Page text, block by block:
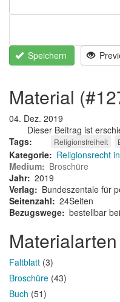
Speichern
material
04. Dez. 2019
Dieser Beitrag ist
Tags
Religionsfreiheit
Kategorie
Religionsrecht
Medium
Broschüre
Jahr 2019
Verlag
Bundeszentale für
Seitenzahl
24Seiten
Bezugswege bestellbar
Materialarten
Faltblatt (3)
Broschüre (43)
Buch (51)